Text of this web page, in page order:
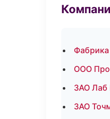
ООО
ЗАО Лаб
ЗАО